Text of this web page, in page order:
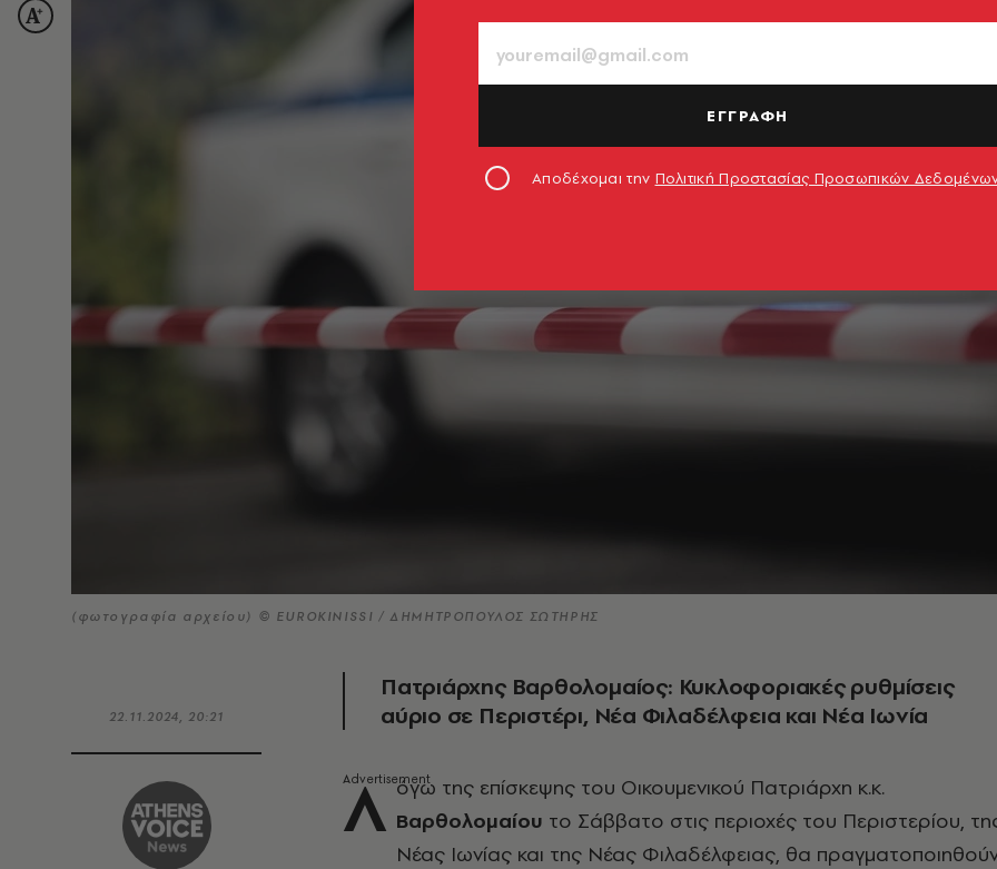
(φωτογραφία αρχείου) © EUROKINISSI / ΔΗΜΗΤΡΟΠΟΥΛΟΣ ΣΩΤΗΡΗΣ
22.11.2024, 20:21
Πατριάρχης Βαρθολομαίος: Κυκλοφοριακές ρυθμίσεις
αύριο σε Περιστέρι, Νέα Φιλαδέλφεια και Νέα Ιωνία
Λ όγω της επίσκεψης του Οικουμενικού Πατριάρχη κ.κ.
Βαρθολομαίου το Σάββατο στις περιοχές του Περιστερίου,
Νέας Ιωνίας και της Νέας Φιλαδέλφειας, θα
ΕΓΓΡΑΦΗ
Αποδέχομαι την Πολιτική Προστασίας Προσωπικών